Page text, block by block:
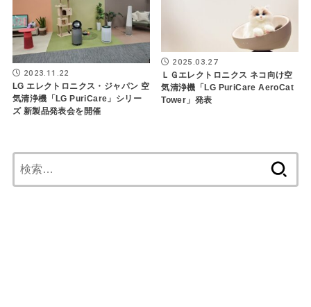
2023.11.22
LG エレクトロニクス・ジャパン 空
気清浄機「LG PuriCare」シリー
ズ 新製品発表会を開催
2025.03.27
ＬＧエレクトロニクス ネコ向け空
気清浄機「LG PuriCare AeroCat
Tower」発表
索: